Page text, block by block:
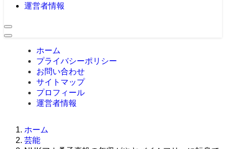
運営者情報
ホーム
プライバシーポリシー
お問い合わせ
サイトマップ
プロフィール
運営者情報
ホーム
芸能